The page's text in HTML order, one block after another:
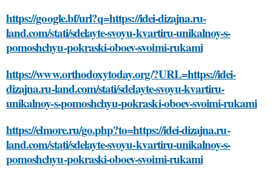
https://google.bf/url?q=https://idei-dizajna.ru-
land.com/stati/sdelayte-svoyu-kvartiru-unikalnoy-s-
pomoshchyu-pokraski-oboev-svoimi-rukami
https://www.orthodoxytoday.org/?URL=https://idei-
dizajna.ru-land.com/stati/sdelayte-svoyu-kvartiru-
unikalnoy-s-pomoshchyu-pokraski-oboev-svoimi-rukami
https://elmore.ru/go.php?to=https://idei-dizajna.ru-
land.com/stati/sdelayte-svoyu-kvartiru-unikalnoy-s-
pomoshchyu-pokraski-oboev-svoimi-rukami